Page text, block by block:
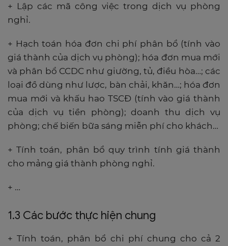
+ Lập các mã công việc trong dịch vụ phòng
nghỉ.
+ Hạch toán hóa đơn chi phí phân bổ (tính vào
giá thành của dịch vụ phòng); hóa đơn mua mới
và phân bổ CCDC như giường, tủ, điều hòa…; các
loại đồ dùng như lược, bàn chải, khăn…; hóa đơn
mua mới và khấu hao TSCĐ (tính vào giá thành
của dịch vụ tiền phòng); doanh thu dịch vụ
phòng; chế biến bữa sáng miễn phí cho khách…
+ Tính toán, phân bổ quy trình tính giá thành
cho mảng giá thành phòng nghỉ.
+ …
1.3 Các bước thực hiện chung
+ Tính toán, phân bổ chi phí chung cho cả 2